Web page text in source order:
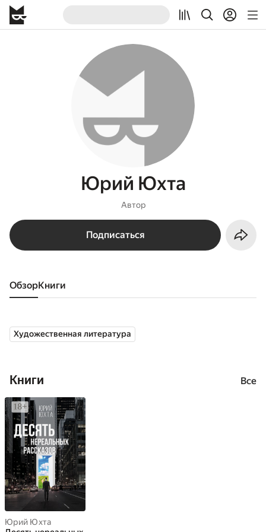
Юрий Юхта
Автор
Подписаться
Обзор книги
Художественная литература
Книги Все
Юрий Юхта